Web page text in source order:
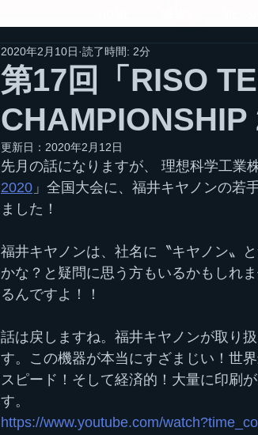
第17回「RISO
CHAMPIONSHIP
2020年2月10日 読了時間: 2分
更新日： 2020年2月12日
先月の話になりますが、 理想科学工業
2020 」全国大会に、福井キヤノンの若
ました！
福井キヤノンは、社名に〝キヤノン〟
かな？と疑問に思う方もいるかもしれ
るんですよ！！
話は戻しますね。福井キヤノンが取り
す。この機器が本当にすざまじい！世
スピード！そして経済的！大量に印刷
す。
https://www.youtube.com/